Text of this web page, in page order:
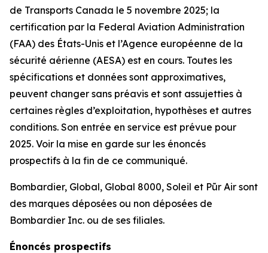
de Transports Canada le 5 novembre 2025; la
certification par la Federal Aviation Administration
(FAA) des États-Unis et l’Agence européenne de la
sécurité aérienne (AESA) est en cours. Toutes les
spécifications et données sont approximatives,
peuvent changer sans préavis et sont assujetties à
certaines règles d’exploitation, hypothèses et autres
conditions. Son entrée en service est prévue pour
2025. Voir la mise en garde sur les énoncés
prospectifs à la fin de ce communiqué.
Bombardier, Global, Global 8000, Soleil et Pũr Air sont
des marques déposées ou non déposées de
Bombardier Inc. ou de ses filiales.
Énoncés prospectifs